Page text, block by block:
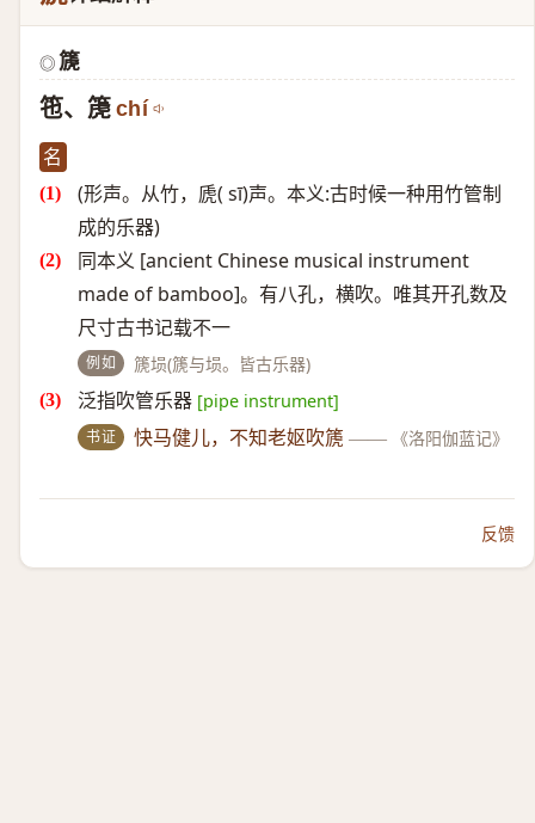
◎ 篪
竾、箎 chí
名
(形声。从竹，虒( sī)声。本义:古时候一种用竹管制
成的乐器)
同本义 [ancient Chinese musical instrument
made of bamboo]。有八孔，横吹。唯其开孔数及
尺寸古书记载不一
例如 篪埙(篪与埙。皆古乐器)
泛指吹管乐器 [pipe instrument]
书证 快马健儿，不知老妪吹篪 —— 《洛阳伽蓝记》
反馈